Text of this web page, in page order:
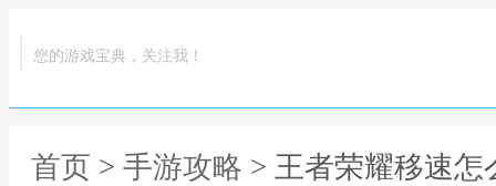
您的游戏宝典，关注我！
首页 > 手游攻略 > 王者荣耀移速